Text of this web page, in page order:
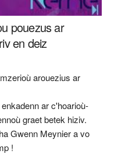
pouezus ar
en deiz
arouezius ar
ar c'hoarioù-
graet betek hiziv.
Gwenn Meynier a vo
!